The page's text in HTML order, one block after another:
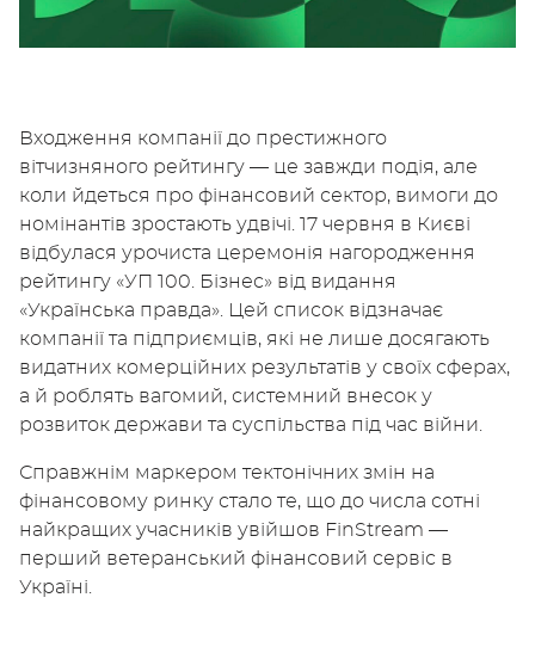
Входження компанії до престижного
вітчизняного рейтингу — це завжди подія, але
коли йдеться про фінансовий сектор, вимоги до
номінантів зростають удвічі. 17 червня в Києві
відбулася урочиста церемонія нагородження
рейтингу «УП 100. Бізнес» від видання
«Українська правда». Цей список відзначає
компанії та підприємців, які не лише досягають
видатних комерційних результатів у своїх сферах,
а й роблять вагомий, системний внесок у
розвиток держави та суспільства під час війни.
Справжнім маркером тектонічних змін на
фінансовому ринку стало те, що до числа сотні
найкращих учасників увійшов FinStream —
перший ветеранський фінансовий сервіс в
Україні.